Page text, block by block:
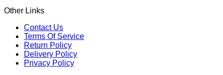
Other Links
Contact Us
Terms Of Service
Return Policy
Delivery Policy
Privacy Policy